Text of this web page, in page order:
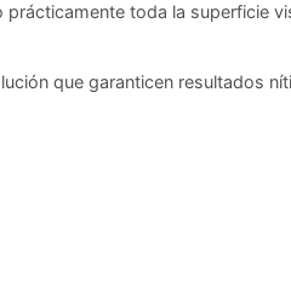
toda la superficie
que garanticen resultados